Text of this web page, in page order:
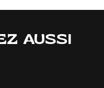
AUSSI